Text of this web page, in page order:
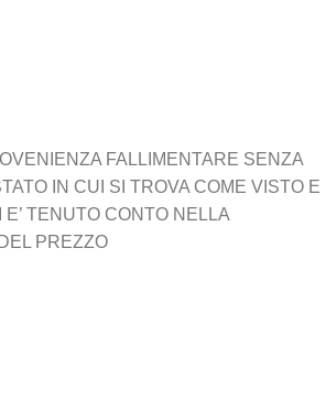
FALLIMENTARE SENZA
IN CUI SI TROVA COME VISTO E
E’ TENUTO CONTO NELLA
PREZZO